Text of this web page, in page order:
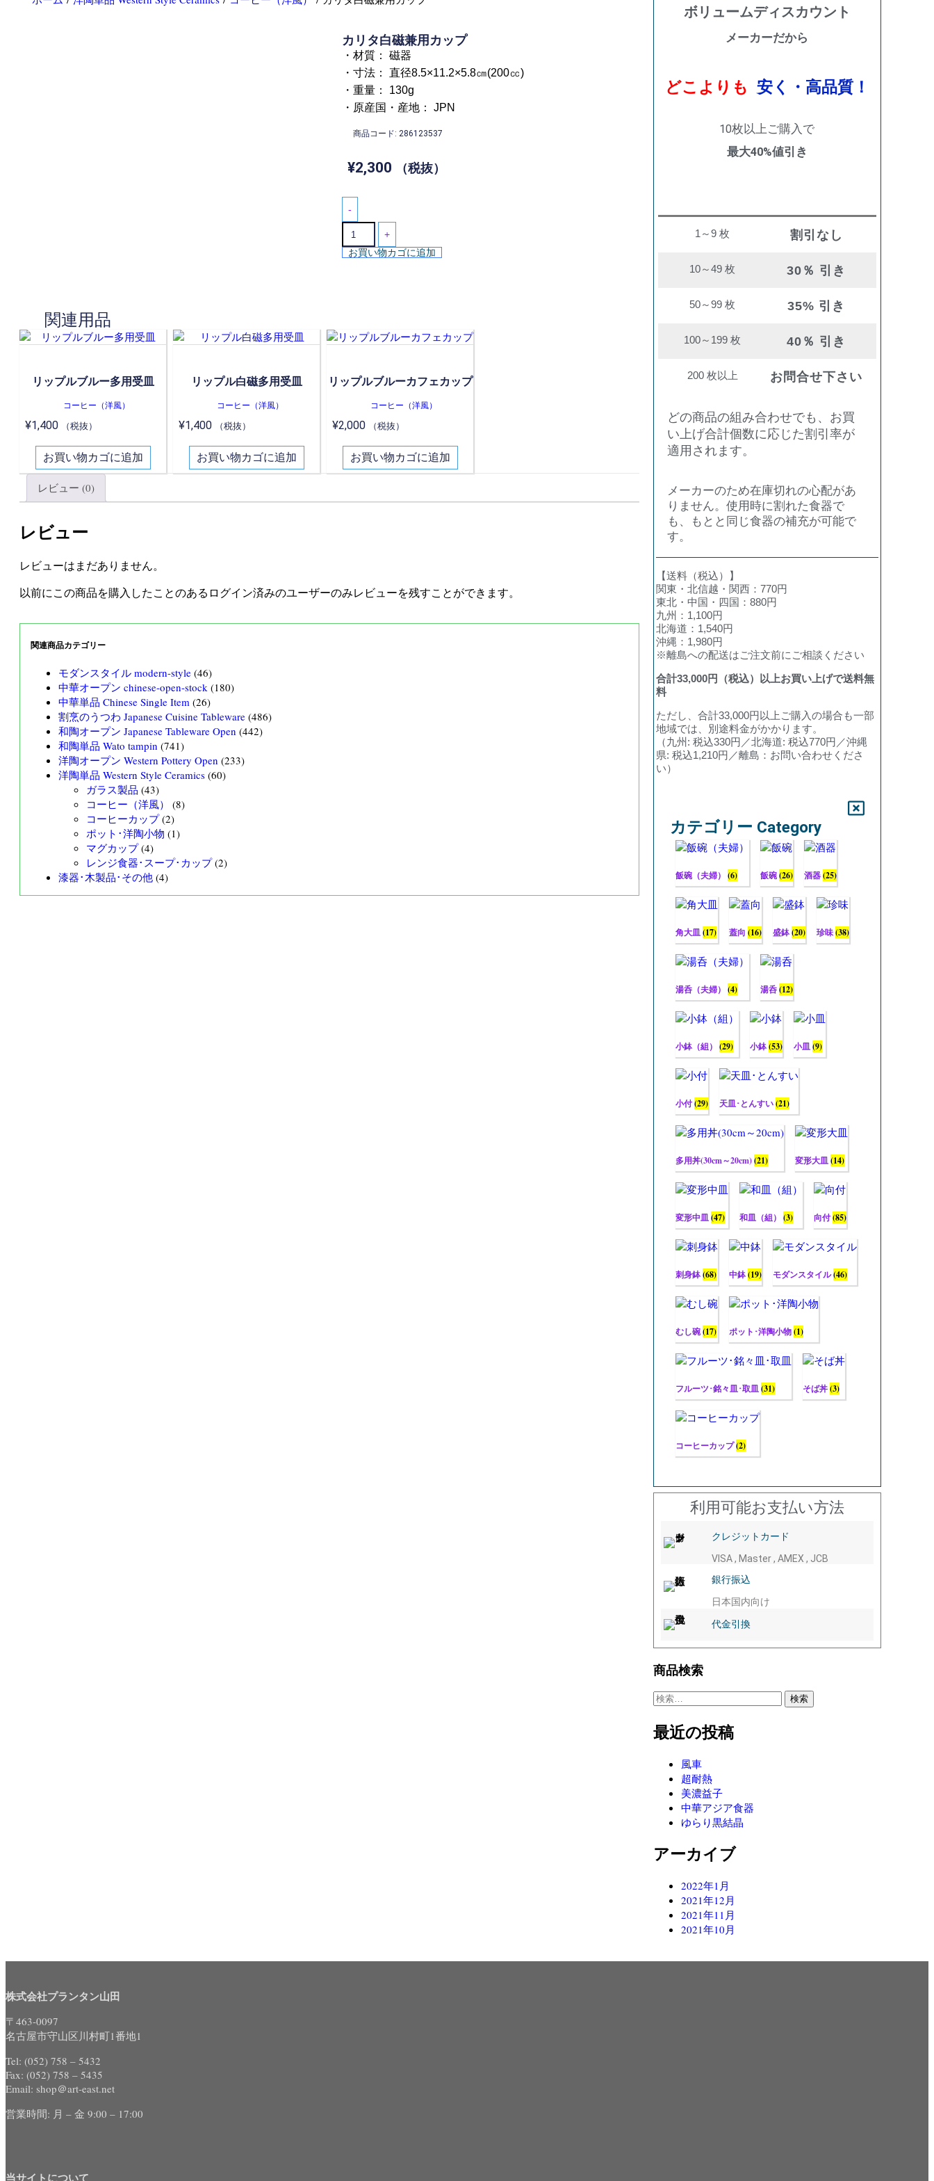
カリタ白磁兼用カップ
・材質： 磁器
・寸法： 直径8.5×11.2×5.8㎝(200㏄)
・重量： 130g
・原産国・産地： JPN
商品コード: 286123537
¥2,300 （税抜）
-
+
お買い物カゴに追加
関連用品
リップルブルー多用受皿
コーヒー（洋風）
¥1,400 （税抜）
お買い物カゴに追加
リップル白磁多用受皿
コーヒー（洋風）
¥1,400 （税抜）
お買い物カゴに追加
リップルブルーカフェカップ
コーヒー（洋風）
¥2,000 （税抜）
お買い物カゴに追加
レビュー (0)
レビュー
レビューはまだありません。
以前にこの商品を購入したことのあるログイン済みのユーザーのみレビューを残すことができます。
関連商品カテゴリー
モダンスタイル modern-style (46)
中華オープン chinese-open-stock (180)
中華単品 Chinese Single Item (26)
割烹のうつわ Japanese Cuisine Tableware (486)
和陶オープン Japanese Tableware Open (442)
和陶単品 Wato tampin (741)
洋陶オープン Western Pottery Open (233)
洋陶単品 Western Style Ceramics (60)
ガラス製品 (43)
コーヒー（洋風）
(8)
コーヒーカップ (2)
ポット･洋陶小物 (1)
マグカップ (4)
レンジ食器･スープ･カップ (2)
漆器･木製品･その他 (4)
ボリュームディスカウント
メーカーだから
どこよりも 安く・高品質！
10枚以上ご購入で
最大40%値引き
1～9 枚 割引なし
10～49 枚 30％ 引き
50～99 枚 35% 引き
100～199 枚 40％ 引き
200 枚以上 お問合せ下さい
どの商品の組み合わせでも、お買
い上げ合計個数に応じた割引率が
適用されます。
メーカーのため在庫切れの心配があ
りません。使用時に割れた食器で
も、もとと同じ食器の補充が可能で
す。
【送料（税込）】
関東・北信越・関西：770円
東北・中国・四国：880円
九州：1,100円
北海道：1,540円
沖縄：1,980円
※離島への配送はご注文前にご相談ください
合計33,000円（税込）以上お買い上げで送料無
料
ただし、合計33,000円以上ご購入の場合も一部
地域では、別途料金がかかります。
（九州: 税込330円／北海道: 税込770円／沖縄
県: 税込1,210円／離島：お問い合わせくださ
い）
カテゴリー Category
飯碗（夫婦） (6) 飯碗(26) 酒器(25)
角大皿(17) 蓋向 (16) 盛鉢(20) 珍味(38)
湯呑（夫婦） (4) 湯呑(12)
小鉢（組） (29) 小鉢(53) 小皿(9)
小付(29) 天皿･とんすい(21)
多用丼(30cm～20cm)(21) 変形大皿(14)
変形中皿(47) 和皿（組） (3) 向付(85)
刺身鉢(68) 中鉢(19) モダンスタイル(46)
むし碗(17) ポット･洋陶小物(1)
フルーツ･銘々皿･取皿(31) そば丼(3)
コーヒーカップ(2)
利用可能お支払い方法
クレジットカード
VISA , Master , AMEX , JCB
銀行振込
日本国内向け
代金引換
商品検索
最近の投稿
風車
超耐熱
美濃益子
中華アジア食器
ゆらり黒結晶
アーカイブ
2022年1月
2021年12月
2021年11月
2021年10月
株式会社プランタン山田
〒463-0097
名古屋市守山区川村町1番地1
Tel: (052) 758 – 5432
Fax: (052) 758 – 5435
Email: shop＠art-east.net
営業時間: 月 – 金 9:00 – 17:00
当サイトについて